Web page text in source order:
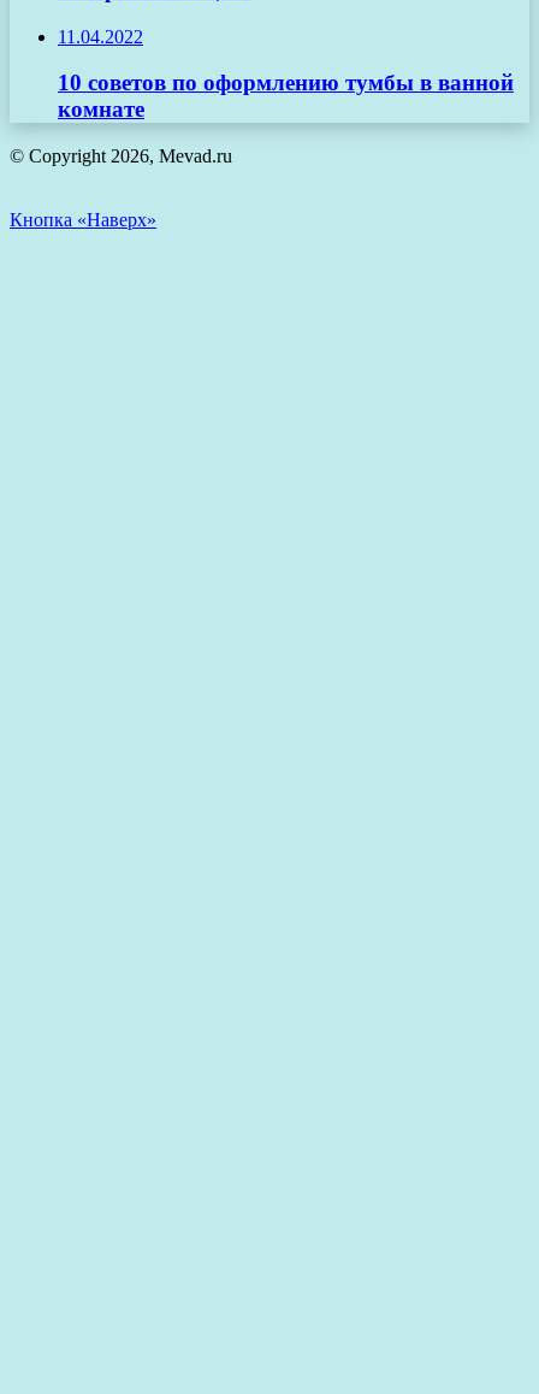
11.04.2022
10 советов по оформлению тумбы в ванной
комнате
© Copyright 2026, Mevad.ru
Кнопка «Наверх»